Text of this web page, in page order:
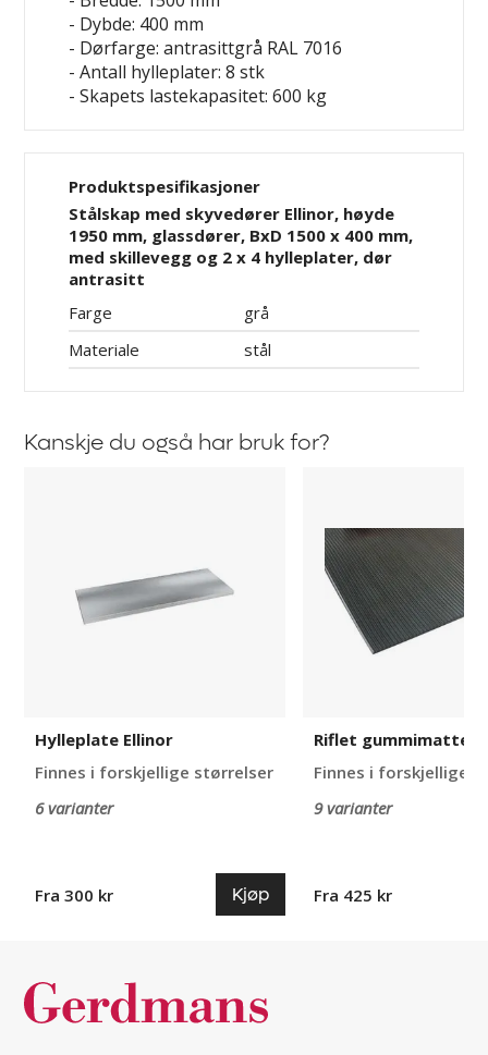
- Dybde: 400 mm
- Dørfarge: antrasittgrå RAL 7016
- Antall hylleplater: 8 stk
- Skapets lastekapasitet: 600 kg
Produktspesifikasjoner
Stålskap med skyvedører Ellinor, høyde
1950 mm, glassdører, BxD 1500 x 400 mm,
med skillevegg og 2 x 4 hylleplater, dør
antrasitt
Farge
grå
Materiale
stål
Kanskje du også har bruk for?
Hylleplate Ellinor
Finnes i forskjellige størrelser
6 varianter
Fra 300 kr Kjøp
Ellinor
Riflet gummimatte
Finnes i forskjellige
9 varianter
Fra 425 kr